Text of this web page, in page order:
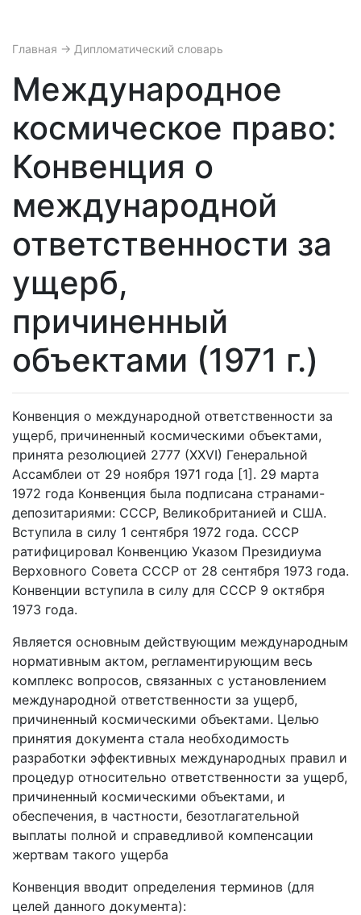
Главная → Дипломатический словарь
Международное
космическое право:
Конвенция о
международной
ответственности за
ущерб,
причиненный
объектами (1971 г.)
Конвенция о международной ответственности за
ущерб, причиненный космическими объектами,
принята резолюцией 2777 (XXVI) Генеральной
Ассамблеи от 29 ноября 1971 года [1]. 29 марта
1972 года Конвенция была подписана странами-
депозитариями: СССР, Великобританией и США.
Вступила в силу 1 сентября 1972 года. СССР
ратифицировал Конвенцию Указом Президиума
Верховного Совета СССР от 28 сентября 1973 года.
Конвенции вступила в силу для СССР 9 октября
1973 года.
Является основным действующим международным
нормативным актом, регламентирующим весь
комплекс вопросов, связанных с установлением
международной ответственности за ущерб,
причиненный космическими объектами. Целью
принятия документа стала необходимость
разработки эффективных международных правил и
процедур относительно ответственности за ущерб,
причиненный космическими объектами, и
обеспечения, в частности, безотлагательной
выплаты полной и справедливой компенсации
жертвам такого ущерба
Конвенция вводит определения терминов (для
целей данного документа):